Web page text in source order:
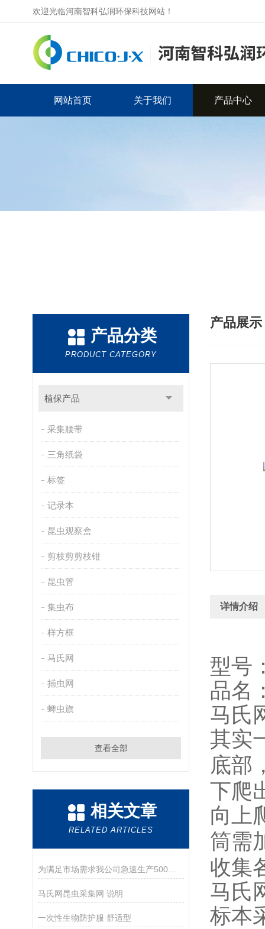
欢迎光临河南智科弘润环保科技网站！
网站首页 关于我们 产品中心
产品分类
PRODUCT CATEGORY
植保产品
采集腰带
三角纸袋
标签
记录本
昆虫观察盒
剪枝剪剪枝钳
昆虫管
集虫布
样方框
马氏网
捕虫网
蜱虫旗
查看全部
相关文章
RELATED ARTICLES
马氏网昆虫采集网 说明
一次性生物防护服 舒适型
产品展示
详情介绍
型号
品名
马氏
其实
底部
下
向上
筒需
收集
马氏
标本